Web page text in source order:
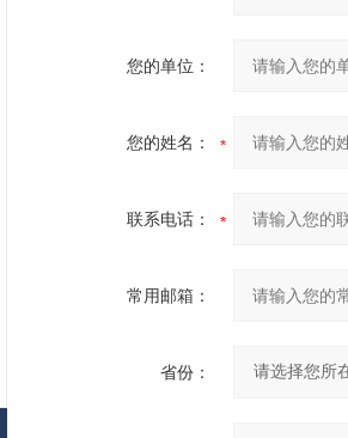
您的单位：
您的姓名：
联系电话：
常用邮箱：
省份：